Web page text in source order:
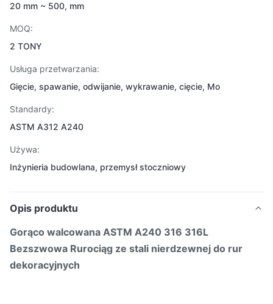
20 mm ~ 500, mm
MOQ:
2 TONY
Usługa przetwarzania:
Gięcie, spawanie, odwijanie, wykrawanie, cięcie, Mo
Standardy:
ASTM A312 A240
Używa:
Inżynieria budowlana, przemysł stoczniowy
Opis produktu
Gorąco walcowana ASTM A240 316 316L
Bezszwowa Rurociąg ze stali nierdzewnej do rur
dekoracyjnych